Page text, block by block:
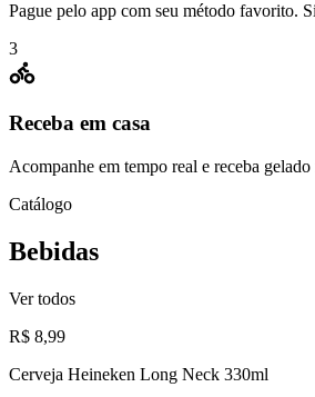
Pague pelo app com seu método favorito.
3
Receba em casa
Acompanhe em tempo real e receba gelado
Catálogo
Bebidas
Ver todos
R$ 8,99
Cerveja Heineken Long Neck 330ml